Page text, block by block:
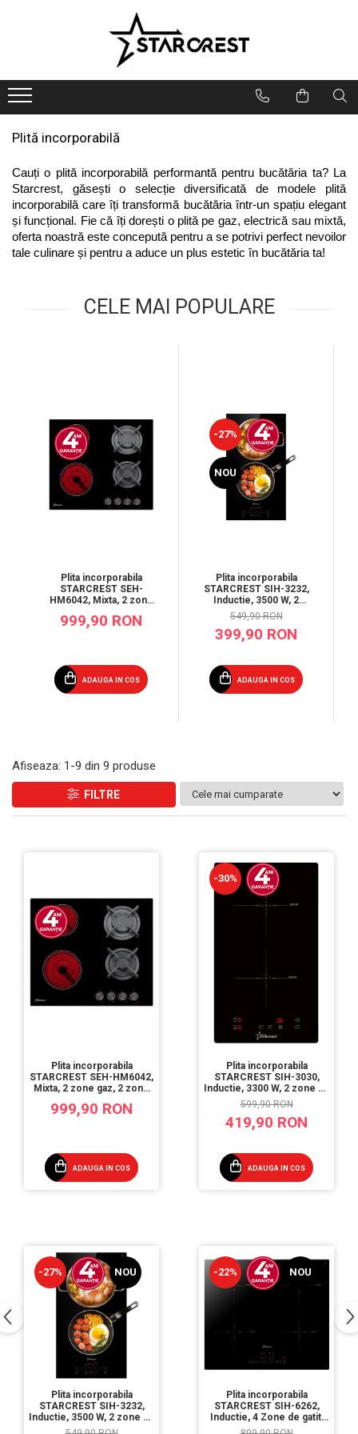
Electrocasnice Mari
Aparate frigorifice
Congelator
Ladă frigorifică
Vitrină frigorifică
Vitrină de vinuri
Masini de spalat vase
Hotă bucătărie
Cuptor electric
Electrocasnice Mici
Electrocasnice bucătărie
Aparat clătite
Aparat vafe
Aparat de vidat alimente
Role pungi vidat
Blendere & Tocatoare
Espressor cafea
Air fryer - Friteuză cu aer cald
Fier de călcat
Dispozitive smart home
Ingrijire personală
Plită incorporabilă
Cauți o plită incorporabilă performantă pentru bucătăria ta? La
Starcrest, găsești o selecție diversificată de modele plită
incorporabilă care îți transformă bucătăria într-un spațiu elegant
și funcțional. Fie că îți dorești o plită pe gaz, electrică sau mixtă,
oferta noastră este concepută pentru a se potrivi perfect nevoilor
tale culinare și pentru a aduce un plus estetic în bucătăria ta!
CELE MAI POPULARE
Plita incorporabila
STARCREST SEH-
HM6042, Mixta, 2 zone
vitroceramice,
999,90 RON
ADAUGA IN COS
-27%
NOU
Plita incorporabila
STARCREST SIH-3232,
Inductie, 3500 W, 2
zone de gatit, 9 trepte
de putere, Touch
control, Timer, Sticla
Neagra Kanger
549,90 RON
399,90 RON
ADAUGA IN COS
Afiseaza: 1-9 din 9 produse
FILTRE
Plita incorporabila
STARCREST SEH-HM6042,
Mixta, 2 zone gaz, 2 zone
electrica, Sticla neagra
999,90 RON
ADAUGA IN COS
-30%
Plita incorporabila
STARCREST SIH-3030,
Inductie, 3300 W, 2 zone de
gatit, 9 trepte de putere,
Touch control, Timer, Sticla
Neagra
599,90 RON
419,90 RON
ADAUGA IN COS
-27% NOU
Plita incorporabila
STARCREST SIH-3232,
Inductie, 3500 W, 2 zone de
gatit, 9 trepte de putere,
-22% NOU
Plita incorporabila
STARCREST SIH-6262,
Inductie, 4 Zone de gatit,
Slider Touch Control,